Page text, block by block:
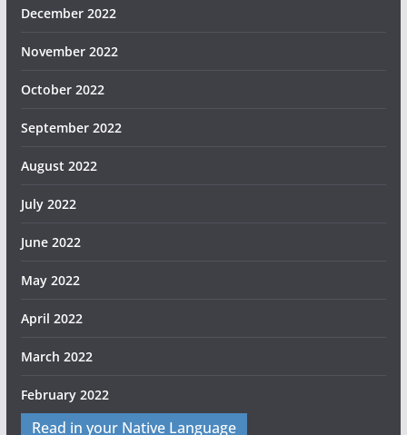
December 2022
November 2022
October 2022
September 2022
August 2022
July 2022
June 2022
May 2022
April 2022
March 2022
February 2022
Read in your Native Language